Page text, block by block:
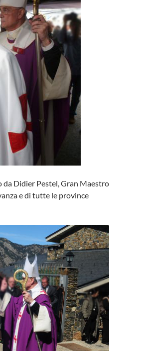
Didier Pestel, Gran Maestro
e di tutte le province